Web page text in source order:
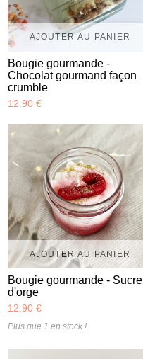
AJOUTER AU PANIER
Bougie gourmande -
Chocolat gourmand façon
crumble
12.90 €
AJOUTER AU PANIER
Bougie gourmande - Sucre
d'orge
12.90 €
Plus que 1 en stock !